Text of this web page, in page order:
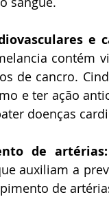
e
contém
de cancro.
e ter ação
doenças
de artérias:
auxiliam a
de